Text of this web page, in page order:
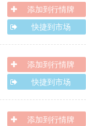
添加到行情牌
快捷到市场
添加到行情牌
快捷到市场
添加到行情牌